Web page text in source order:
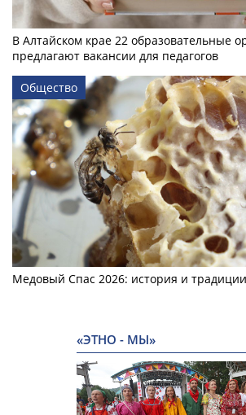
В Алтайском крае 22 образовательные
предлагают вакансии для педагогов
Общество
Медовый Спас 2026: история и
«ЭТНО - МЫ»